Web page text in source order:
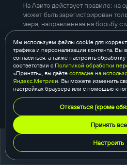
портфолио
На Авито действует правило: на
может быть зарегистрирован
мера, направленная на борьбу
обеспечением безопасности
попытаемся зарегистрировать
номер, то старый аккаунт может
Как подтвердить свой аккаунт?
В профиле нет отзывов. Насколько
Мы используем файлы cookie для
трафика и персонализации контента. Вы
согласиться, а также настроить
соответствии с Политикой обработки
«Принять», вы даёте согласие на
Яндекс.Метрики. Вы можете изменить
настройках браузера или с помощью
Отказаться (кроме
Принять все
Настроить